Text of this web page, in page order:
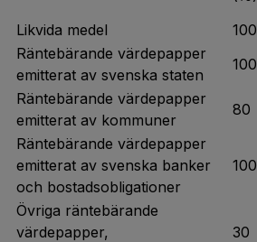
Likvida medel
100
Räntebärande värdepapper
emitterat av svenska staten
100
Räntebärande värdepapper
emitterat av kommuner
80
Räntebärande värdepapper
emitterat av svenska banker
och bostadsobligationer
100
Övriga räntebärande
värdepapper,
30